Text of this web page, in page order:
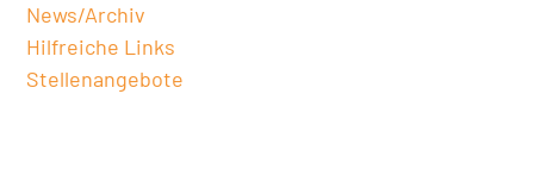
News/Archiv
Hilfreiche Links
Stellenangebote